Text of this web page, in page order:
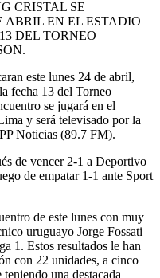
este lunes 24 de abril,
fecha 13 del Torneo
se jugará en el
y será televisado por la
Noticias (89.7 FM).
de vencer 2-1 a Deportivo
de empatar 1-1 ante Sport
de este lunes con muy
uruguayo Jorge Fossati
1. Estos resultados le han
con 22 unidades, a cinco
una destacada